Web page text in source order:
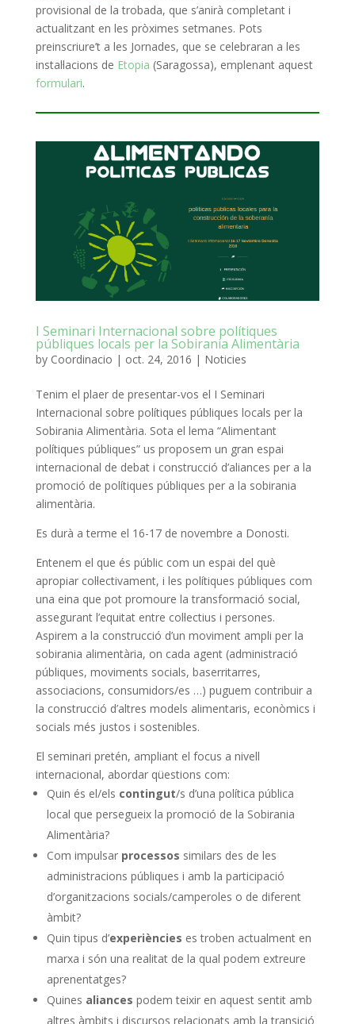
provisional de la trobada, que s’anirà completant i
actualitzant en les pròximes setmanes. Pots
preinscriure’t a les Jornades, que se celebraran a les
instal·lacions de Etopia (Saragossa), emplenant aquest
formulari.
I Seminari Internacional sobre polítiques
públiques locals per la Sobirania Alimentària
by Coordinacio | oct. 24, 2016 | Noticies
Tenim el plaer de presentar-vos el I Seminari
Internacional sobre polítiques públiques locals per la
Sobirania Alimentària. Sota el lema “Alimentant
polítiques públiques” us proposem un gran espai
internacional de debat i construcció d’aliances per a la
promoció de polítiques públiques per a la sobirania
alimentària.
Es durà a terme el 16-17 de novembre a Donosti.
Entenem el que és públiccom un espai del què
apropiar col·lectivament, i les polítiques públiques com
una eina que pot promoure la transformació social,
assegurant l’equitat entre col·lectius i persones.
Aspirem a la construcció d’un moviment ampli per la
sobirania alimentària, on cada agent (administració
públiques, moviments socials, baserritarres,
associacions, consumidors/es …) puguem contribuir a
la construcció d’altres models alimentaris, econòmics i
socials més justos i sostenibles.
El seminari pretén, ampliant el focus a nivell
internacional, abordar qüestions com:
Quin és el/els contingut/s d’una política pública
local que persegueix la promoció de la Sobirania
Alimentària?
Com impulsar processos similars des de les
administracions públiques i amb la participació
d’organitzacions socials/camperoles o de diferent
àmbit?
Quin tipus d’experiències es troben actualment en
marxa i són una realitat de la qual podem extreure
aprenentatges?
Quines aliances podemteixiren aquest sentit amb
altres àmbits i discursos relacionats amb la transició